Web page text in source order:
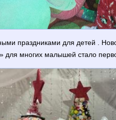
праздниками для детей .
для многих малышей стало